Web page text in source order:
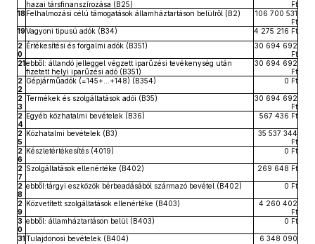
hazai társfinanszírozása (B25)
Ft
18Felhalmozási célú támogatások államháztartáson belülről (B2)
106 700 531
Ft
19Vagyoni tipusú adók (B34)
4 275 216 Ft
2
0
Értékesítési és forgalmi adók (B351)
30 694 692
Ft
21ebből: állandó jelleggel végzett iparűzési tevékenység után
fizetett helyi iparűzési adó (B351)
30 694 692
Ft
2
2
Gépjárműadók (=145+…+148) (B354) 0 Ft
2
3
Termékek és szolgáltatások adói (B35)
30 694 692
Ft
2
4
Egyéb közhatalmi bevételek (B36) 567 436 Ft
2
5
Közhatalmi bevételek (B3)
35 537 344
Ft
2
6
Készletértékesítés (4019) 0 Ft
2
7
Szolgáltatások ellenértéke (B402) 269 648 Ft
2
8
ebből:tárgyi eszközök bérbeadásából származó bevétel (B402) 0 Ft
2
9
Közvetített szolgáltatások ellenértéke (B403)
4 260 402
Ft
3
0
ebből: államháztartáson belül (B403) 0 Ft
31Tulajdonosi bevételek (B404)
6 348 090